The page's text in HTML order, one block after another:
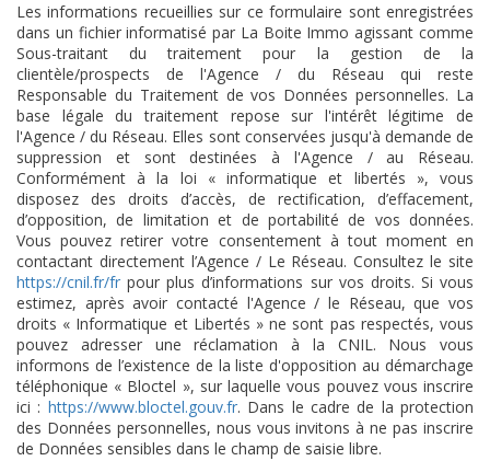
Les informations recueillies sur ce formulaire sont enregistrées
dans un fichier informatisé par La Boite Immo agissant comme
Sous-traitant du traitement pour la gestion de la
clientèle/prospects de l'Agence / du Réseau qui reste
Responsable du Traitement de vos Données personnelles. La
base légale du traitement repose sur l'intérêt légitime de
l'Agence / du Réseau. Elles sont conservées jusqu'à demande de
suppression et sont destinées à l'Agence / au Réseau.
Conformément à la loi « informatique et libertés », vous
disposez des droits d’accès, de rectification, d’effacement,
d’opposition, de limitation et de portabilité de vos données.
Vous pouvez retirer votre consentement à tout moment en
contactant directement l’Agence / Le Réseau. Consultez le site
https://cnil.fr/fr pour plus d’informations sur vos droits. Si vous
estimez, après avoir contacté l'Agence / le Réseau, que vos
droits « Informatique et Libertés » ne sont pas respectés, vous
pouvez adresser une réclamation à la CNIL. Nous vous
informons de l’existence de la liste d'opposition au démarchage
téléphonique « Bloctel », sur laquelle vous pouvez vous inscrire
ici : https://www.bloctel.gouv.fr. Dans le cadre de la protection
des Données personnelles, nous vous invitons à ne pas inscrire
de Données sensibles dans le champ de saisie libre.